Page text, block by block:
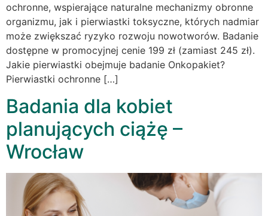
ochronne, wspierające naturalne mechanizmy obronne
organizmu, jak i pierwiastki toksyczne, których nadmiar
może zwiększać ryzyko rozwoju nowotworów. Badanie
dostępne w promocyjnej cenie 199 zł (zamiast 245 zł).
Jakie pierwiastki obejmuje badanie Onkopakiet?
Pierwiastki ochronne […]
Badania dla kobiet
planujących ciążę –
Wrocław